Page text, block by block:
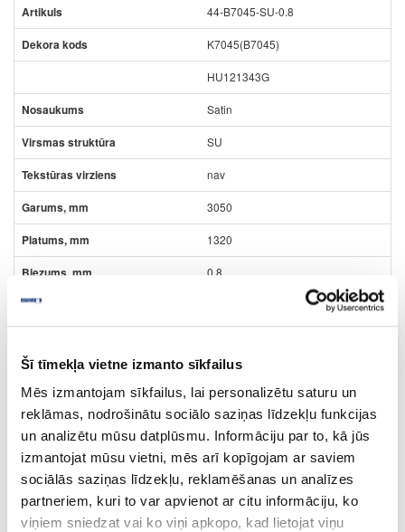
Šī tīmekļa vietne izmanto sīkfailus
Mēs izmantojam sīkfailus, lai personalizētu saturu un
reklāmas, nodrošinātu sociālo saziņas līdzekļu funkcijas
un analizētu mūsu datplūsmu. Informāciju par to, kā jūs
izmantojat mūsu vietni, mēs arī kopīgojam ar saviem
sociālās saziņas līdzekļu, reklamēšanas un analīzes
partneriem, kuri to var apvienot ar citu informāciju, ko
viņiem sniedzat vai ko viņi apkopo, kad lietojat viņu
44-B7045-SU-0.8
K7045(B7045)
HU121343G
Satin
SU
nav
3050
1320
0.8
Virsmas struktūra:
- matēts velvets; RS - raupja akmens struktūra;
Plātņu materiāli Akrila materiāli Akrila plātnes